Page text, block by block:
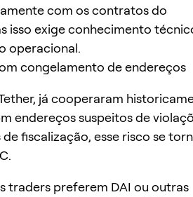
com os contratos do
isso exige conhecimento
operacional.
congelamento de endereços
já cooperaram
endereços suspeitos de
fiscalização, esse risco se
traders preferem DAI ou outras